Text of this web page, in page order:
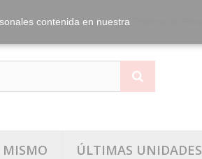
Tel.: info@washitape.es
ÚLTIMAS UNIDADES
contenida en nuestra